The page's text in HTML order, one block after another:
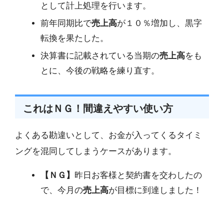
として計上処理を行います。
前年同期比で売上高が１０％増加し、黒字
転換を果たした。
決算書に記載されている当期の売上高をも
とに、今後の戦略を練り直す。
これはＮＧ！間違えやすい使い方
よくある勘違いとして、お金が入ってくるタイミ
ングを混同してしまうケースがあります。
【ＮＧ】 昨日お客様と契約書を交わしたの
で、今月の売上高が目標に到達しました！